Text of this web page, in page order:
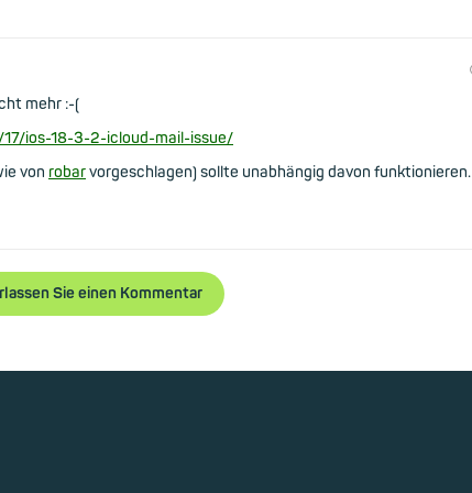
mehr :-(
ios-18-3-2-icloud-mail-issue/
von robarvorgeschlagen) sollte unabhängig davon funktionieren.
Sie einen Kommentar